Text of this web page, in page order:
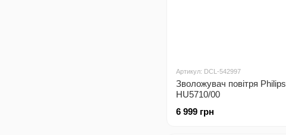
Артикул: DCL-542997
Зволожувач повітря Philips
HU5710/00
6 999 грн